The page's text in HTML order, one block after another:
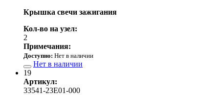
Крышка свечи зажигания
Кол-во на узел:
2
Примечания:
Доступно: Нет в наличии
Нет в наличии
19
Артикул:
33541-23E01-000